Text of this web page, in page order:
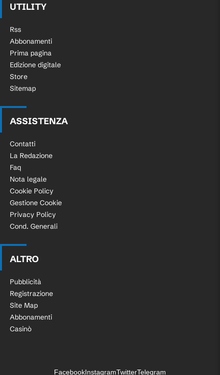
UTILITY
Rss
Abbonamenti
Prima pagina
Edizione digitale
Store
Sitemap
ASSISTENZA
Contatti
La Redazione
Faq
Nota legale
Cookie Policy
Gestione Cookie
Privacy Policy
Cond. Generali
ALTRO
Pubblicità
Registrazione
Site Map
Abbonamenti
Casinò
FacebookInstagramTwitterTelegram